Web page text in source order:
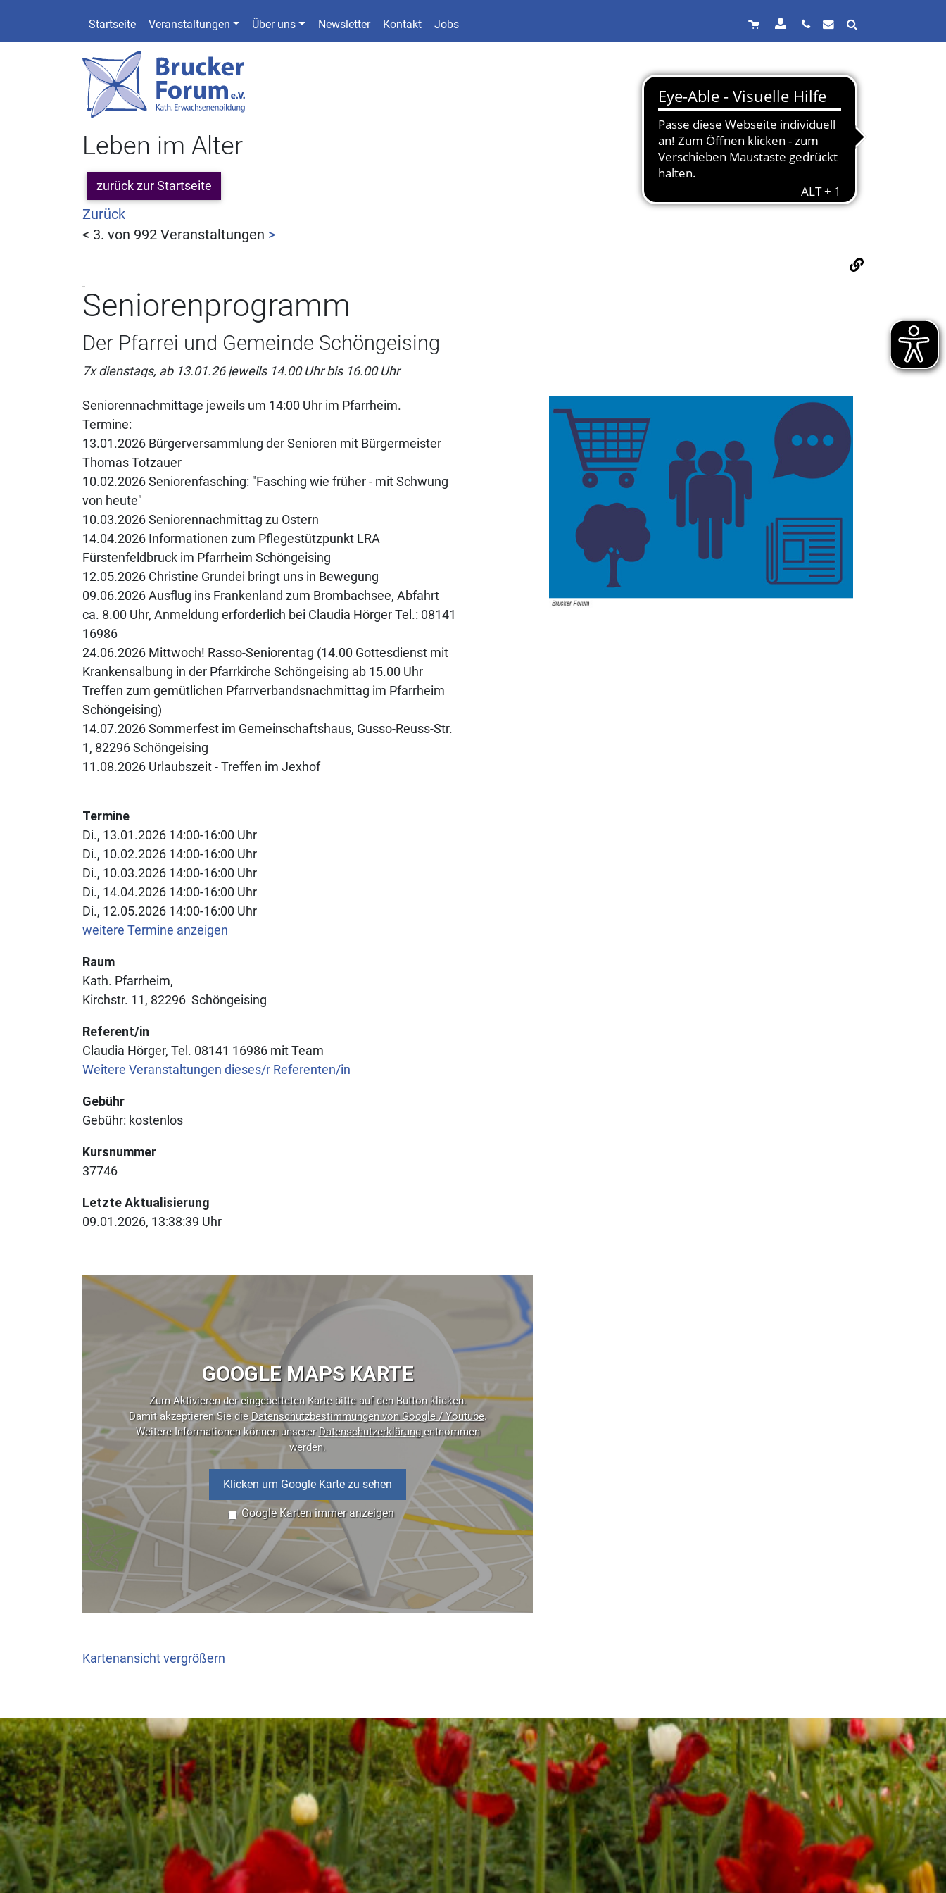
Startseite Veranstaltungen Über uns Newsletter Kontakt Jobs
Leben im Alter
zurück zur Startseite
Zurück
< 3. von 992 Veranstaltungen >
Seniorenprogramm
Der Pfarrei und Gemeinde Schöngeising
7x dienstags, ab 13.01.26 jeweils 14.00 Uhr bis 16.00 Uhr
Seniorennachmittage jeweils um 14:00 Uhr im Pfarrheim.
Termine:
13.01.2026 Bürgerversammlung der Senioren mit Bürgermeister
Thomas Totzauer
10.02.2026 Seniorenfasching: "Fasching wie früher - mit Schwung
von heute"
10.03.2026 Seniorennachmittag zu Ostern
14.04.2026 Informationen zum Pflegestützpunkt LRA
Fürstenfeldbruck im Pfarrheim Schöngeising
12.05.2026 Christine Grundei bringt uns in Bewegung
09.06.2026 Ausflug ins Frankenland zum Brombachsee, Abfahrt
ca. 8.00 Uhr, Anmeldung erforderlich bei Claudia Hörger Tel.: 08141
16986
24.06.2026 Mittwoch! Rasso-Seniorentag (14.00 Gottesdienst mit
Krankensalbung in der Pfarrkirche Schöngeising ab 15.00 Uhr
Treffen zum gemütlichen Pfarrverbandsnachmittag im Pfarrheim
Schöngeising)
14.07.2026 Sommerfest im Gemeinschaftshaus, Gusso-Reuss-Str.
1, 82296 Schöngeising
11.08.2026 Urlaubszeit - Treffen im Jexhof
Termine
Di., 13.01.2026 14:00-16:00 Uhr
Di., 10.02.2026 14:00-16:00 Uhr
Di., 10.03.2026 14:00-16:00 Uhr
Di., 14.04.2026 14:00-16:00 Uhr
Di., 12.05.2026 14:00-16:00 Uhr
weitere Termine anzeigen
Raum
Kath. Pfarrheim
Kirchstr. 11 82296 Schöngeising
Referent/in
Claudia Hörger, Tel. 08141 16986 mit Team
Weitere Veranstaltungen dieses/r Referenten/in
Gebühr
Gebühr: kostenlos
Kursnummer
37746
Letzte Aktualisierung
09.01.2026, 13:38:39 Uhr
GOOGLE MAPS KARTE
Zum Aktivieren der eingebetteten Karte bitte auf den Button klicken.
Damit akzeptieren Sie die Datenschutzbestimmungen von Google / Youtube.
Weitere Informationen können unserer Datenschutzerklärungentnommen
werden.
Klicken um Google Karte zu sehen
Google Karten immer anzeigen
Kartenansicht vergrößern